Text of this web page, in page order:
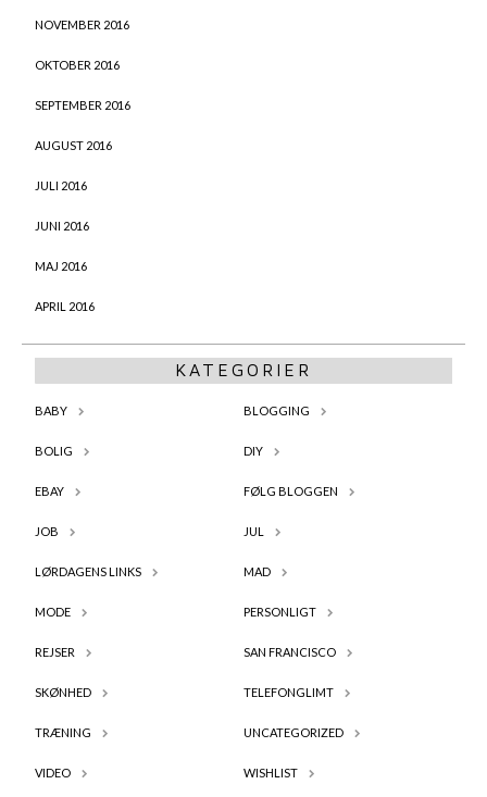
NOVEMBER 2016
OKTOBER 2016
SEPTEMBER 2016
AUGUST 2016
JULI 2016
JUNI 2016
MAJ 2016
APRIL 2016
KATEGORIER
BABY BLOGGING
BOLIG DIY
EBAY FØLG BLOGGEN
JOB JUL
LØRDAGENS LINKS MAD
MODE PERSONLIGT
REJSER SAN FRANCISCO
SKØNHED TELEFONGLIMT
TRÆNING UNCATEGORIZED
VIDEO WISHLIST